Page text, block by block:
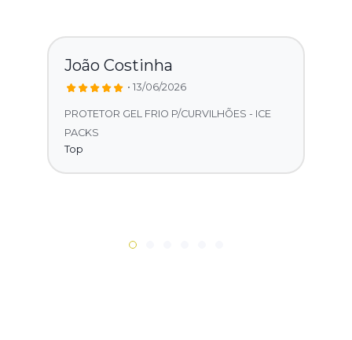
João Costinha
• 13/06/2026
PROTETOR GEL FRIO P/CURVILHÕES - ICE
PACKS
Top